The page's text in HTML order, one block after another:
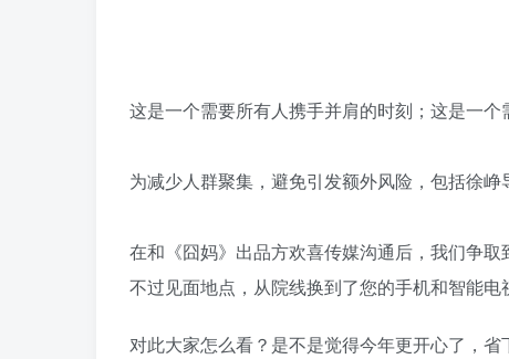
这是一个需要所有人携手并肩的时刻；这是一个
为减少人群聚集，避免引发额外风险，包括徐
在和《囧妈》出品方欢喜传媒沟通后，我们争
不过见面地点，从院线换到了您的手机和智能电
对此大家怎么看？是不是觉得今年更开心了，省